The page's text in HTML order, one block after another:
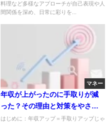
料理など多様なアプローチが自己表現や人
間関係を深め、日常に彩りを...
マネー
年収が上がったのに手取りが減
った？その理由と対策をやさし
く解説
はじめに：年収アップ＝手取りアップじゃ